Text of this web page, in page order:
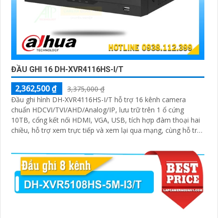
ĐẦU GHI 16 DH-XVR4116HS-I/T
2,362,500 ₫
3,375,000 ₫
Đầu ghi hình DH-XVR4116HS-I/T hỗ trợ 16 kênh camera
chuẩn HDCVI/TVI/AHD/Analog/IP, lưu trữ trên 1 ổ cứng
10TB, cổng kết nối HDMI, VGA, USB, tích hợp đàm thoại hai
chiều, hỗ trợ xem trực tiếp và xem lại qua mạng, cùng hỗ trợ